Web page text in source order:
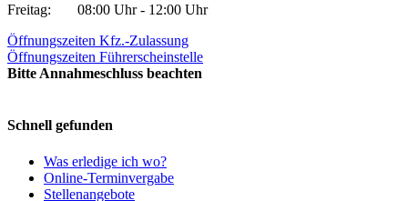
Freitag:
08:00 Uhr - 12:00 Uhr
Öffnungszeiten Kfz.-Zulassung
Öffnungszeiten Führerscheinstelle
Bitte Annahmeschluss beachten
Schnell gefunden
Was erledige ich wo?
Online-Terminvergabe
Stellenangebote